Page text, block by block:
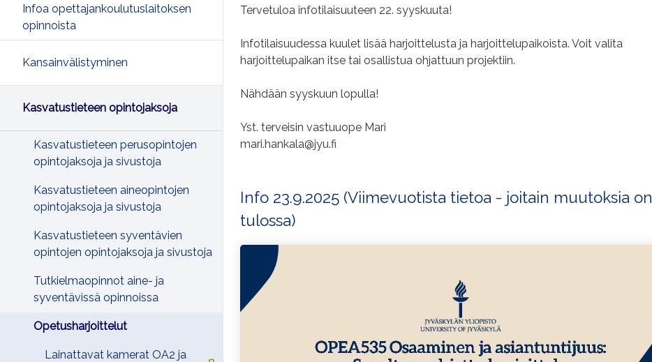
Tervetuloa infotilaisuuteen 22. syyskuuta!
Infotilaisuudessa kuulet lisää harjoittelusta ja harjoittelupaikoista. Voit valita
harjoittelupaikan itse tai osallistua ohjattuun projektiin.
Nähdään syyskuun lopulla!
Yst. terveisin vastuuope Mari
mari.hankala@jyu.fi
Info 23.9.2025 (Viimevuotista tietoa - joitain muutoksia on
tulossa)
Infoa opettajankoulutuslaitoksen
opinnoista
Kansainvälistyminen
Kasvatustieteen opintojaksoja
Kasvatustieteen perusopintojen
opintojaksoja ja sivustoja
Kasvatustieteen aineopintojen
opintojaksoja ja sivustoja
Kasvatustieteen syventävien
opintojen opintojaksoja ja sivustoja
Tutkielmaopinnot aine- ja
syventävissä opinnoissa
Opetusharjoittelut
Lainattavat kamerat OA2 ja